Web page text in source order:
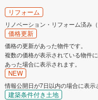
リフォーム
リノベーション・リフォーム済み
価格更新
価格の更新があった物件です。
複数の価格が表示されている物件
あった場合に表示されます。
NEW
情報公開日が7日以内の場合に表示
建築条件付き土地